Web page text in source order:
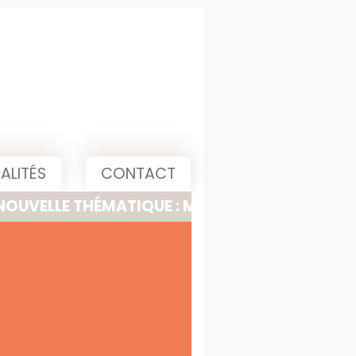
CONTACT
THÉMATIQUE : MEETING, PITCH &